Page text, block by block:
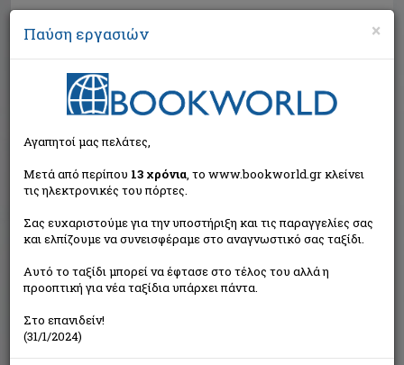
Αναζήτηση
Η τιμή μας:€10,80
Δεν υπάρχει δυνατότητα παραγγελίας
×
Παύση εργασιών
Αγαπητοί μας πελάτες,
Μετά από περίπου 13 χρόνια, το www.bookworld.gr κλείνει
τις ηλεκτρονικές του πόρτες.
Σας ευχαριστούμε για την υποστήριξη και τις παραγγελίες σας
και ελπίζουμε να συνεισφέραμε στο αναγνωστικό σας ταξίδι.
Αυτό το ταξίδι μπορεί να έφτασε στο τέλος του αλλά η
προοπτική για νέα ταξίδια υπάρχει πάντα.
Στο επανιδείν!
(31/1/2024)